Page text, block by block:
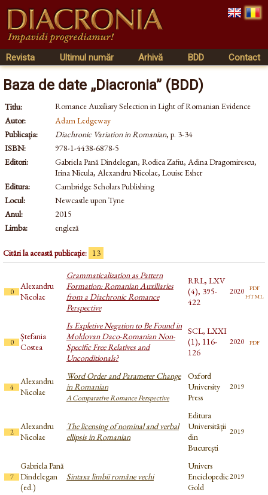
Revista Ultimul număr Arhivă BDD Contact
Baza de date „Diacronia” (BDD)
Titlu:
Romance Auxiliary Selection in Light of Romanian Evidence
Autor:
Adam Ledgeway
Publicația:
Diachronic Variation in Romanian, p. 3-34
ISBN:
978-1-4438-6878-5
Editori:
Gabriela Pană Dindelegan, Rodica Zafiu, Adina Dragomirescu,
Irina Nicula, Alexandru Nicolae, Louise Esher
Editura:
Cambridge Scholars Publishing
Locul:
Newcastle upon Tyne
Anul:
2015
Limba:
engleză
Citări la această publicație: 13
0
Alexandru
Nicolae
Grammaticalization as Pattern
Formation: Romanian Auxiliaries
from a Diachronic Romance
Perspective
RRL, LXV
(4), 395-
422
2020 pdf
html
0
Ștefania
Costea
Is Expletive Negation to Be Found in
Moldovan Daco-Romanian Non-
Specific Free Relatives and
Unconditionals?
SCL, LXXI
(1), 116-
126
2020 pdf
4
Alexandru
Nicolae
Word Order and Parameter Change
in Romanian
A Comparative Romance Perspective
Oxford
University
Press
2019
2
Alexandru
Nicolae
The licensing of nominal and verbal
ellipsis in Romanian
Editura
Universității
din
București
2019
7
Gabriela Pană
Dindelegan
(ed.)
Sintaxa limbii române vechi
Univers
Enciclopedic
Gold
2019